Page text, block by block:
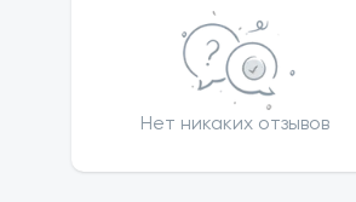
Нет никаких отзывов